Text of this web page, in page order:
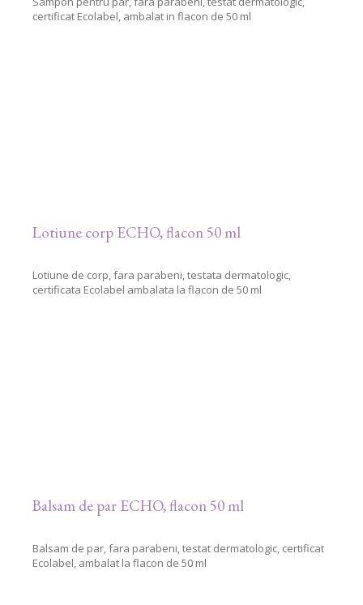
certificat Ecolabel, ambalat in flacon de 50 ml
Lotiune corp ECHO, flacon 50 ml
Lotiune de corp, fara parabeni, testata dermatologic,
certificata Ecolabel ambalata la flacon de 50 ml
Balsam de par ECHO, flacon 50 ml
Balsam de par, fara parabeni, testat dermatologic, certificat
Ecolabel, ambalat la flacon de 50 ml